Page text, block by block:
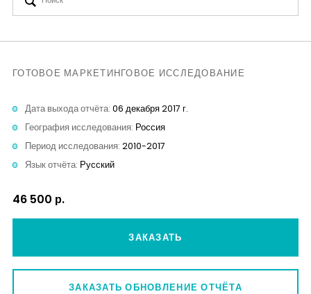
ГОТОВОЕ МАРКЕТИНГОВОЕ ИССЛЕДОВАНИЕ
Дата выхода отчёта: 06 декабря 2017 г.
География исследования: Россия
Период исследования: 2010-2017
Язык отчёта: Русский
46 500 р.
ЗАКАЗАТЬ
ЗАКАЗАТЬ ОБНОВЛЕНИЕ ОТЧЁТА